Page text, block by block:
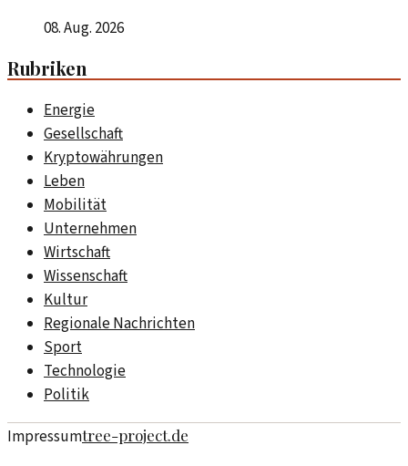
08. Aug. 2026
Rubriken
Energie
Gesellschaft
Kryptowährungen
Leben
Mobilität
Unternehmen
Wirtschaft
Wissenschaft
Kultur
Regionale Nachrichten
Sport
Technologie
Politik
Impressumtree-project.de